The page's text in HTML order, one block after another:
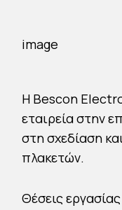
H Bescon
εταιρεία στην
στη σχεδίαση
πλακετών.
Θέσεις εργασίας